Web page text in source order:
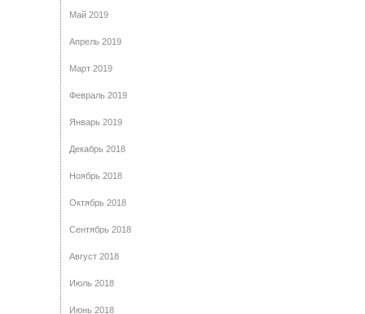
Май 2019
Апрель 2019
Март 2019
Февраль 2019
Январь 2019
Декабрь 2018
Ноябрь 2018
Октябрь 2018
Сентябрь 2018
Август 2018
Июль 2018
Июнь 2018